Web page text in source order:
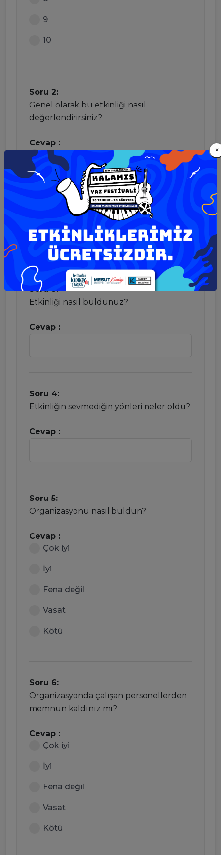
9
10
Soru 2:
Genel olarak bu etkinliği nasıl
değerlendirirsiniz?
Cevap :
Mükemmel
Gayet iyi
İyi
Başarısız
Çok kötü
Soru 3:
Etkinliği nasıl buldunuz?
Cevap :
Soru 4:
Etkinliğin sevmediğin yönleri neler oldu?
Cevap :
Soru 5:
Organizasyonu nasıl buldun?
Cevap :
Çok iyi
İyi
Fena değil
Vasat
Kötü
Soru 6:
Organizasyonda çalışan personellerden
memnun kaldınız mı?
Cevap :
Çok iyi
İyi
Fena değil
Vasat
Kötü
×